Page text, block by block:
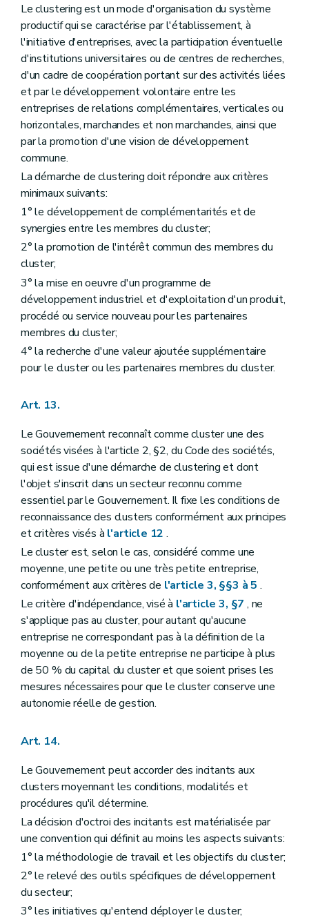
Le clustering est un mode d'organisation du système
productif qui se caractérise par l'établissement, à
l'initiative d'entreprises, avec la participation éventuelle
d'institutions universitaires ou de centres de recherches,
d'un cadre de coopération portant sur des activités liées
et par le développement volontaire entre les
entreprises de relations complémentaires, verticales ou
horizontales, marchandes et non marchandes, ainsi que
par la promotion d'une vision de développement
commune.
La démarche de clustering doit répondre aux critères
minimaux suivants:
1° le développement de complémentarités et de
synergies entre les membres du cluster;
2° la promotion de l'intérêt commun des membres du
cluster;
3° la mise en oeuvre d'un programme de
développement industriel et d'exploitation d'un produit,
procédé ou service nouveau pour les partenaires
membres du cluster;
4° la recherche d'une valeur ajoutée supplémentaire
pour le cluster ou les partenaires membres du cluster.
Art. 13.
Le Gouvernement reconnaît comme cluster une des
sociétés visées à l'article 2, §2, du Code des sociétés,
qui est issue d'une démarche de clustering et dont
l'objet s'inscrit dans un secteur reconnu comme
essentiel par le Gouvernement. Il fixe les conditions de
reconnaissance des clusters conformément aux principes
et critères visés à l'article 12 .
Le cluster est, selon le cas, considéré comme une
moyenne, une petite ou une très petite entreprise,
conformément aux critères de l'article 3, §§3 à 5 .
Le critère d'indépendance, visé à l'article 3, §7 , ne
s'applique pas au cluster, pour autant qu'aucune
entreprise ne correspondant pas à la définition de la
moyenne ou de la petite entreprise ne participe à plus
de 50 % du capital du cluster et que soient prises les
mesures nécessaires pour que le cluster conserve une
autonomie réelle de gestion.
Art. 14.
Le Gouvernement peut accorder des incitants aux
clusters moyennant les conditions, modalités et
procédures qu'il détermine.
La décision d'octroi des incitants est matérialisée par
une convention qui définit au moins les aspects suivants:
1° la méthodologie de travail et les objectifs du cluster;
2° le relevé des outils spécifiques de développement
du secteur;
3° les initiatives qu'entend déployer le cluster;